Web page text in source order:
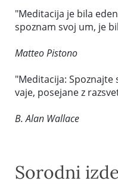
"Meditacija je bila
spoznam svoj um, je
Matteo Pistono
"Meditacija:
vaje, posejane z
B. Alan Wallace
Sorodni